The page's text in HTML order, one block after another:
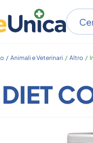
/ Animali e Veterinari / Altro /